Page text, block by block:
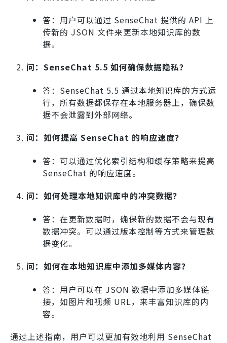
答：用户可以通过 SenseChat 提供的 API 上
传新的 JSON 文件来更新本地知识库的数
据。
问：SenseChat 5.5 如何确保数据隐私？
答：SenseChat 5.5 通过本地知识库的方式运
行，所有数据都保存在本地服务器上，确保数
据不会泄露到外部网络。
问：如何提高 SenseChat 的响应速度？
答：可以通过优化索引结构和缓存策略来提高
SenseChat 的响应速度。
问：如何处理本地知识库中的冲突数据？
答：在更新数据时，确保新的数据不会与现有
数据冲突。可以通过版本控制等方式来管理数
据变化。
问：如何在本地知识库中添加多媒体内容？
答：用户可以在 JSON 数据中添加多媒体链
接，如图片和视频 URL，来丰富知识库的内
容。
通过上述指南，用户可以更加有效地利用 SenseChat